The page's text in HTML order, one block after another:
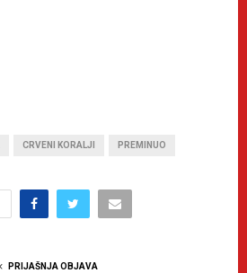
CRVENI KORALJI PREMINUO
PRIJAŠNJA OBJAVA